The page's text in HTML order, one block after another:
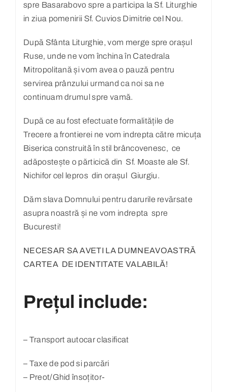
spre Basarabovo spre a participa la Sf. Liturghie
in ziua pomenirii Sf. Cuvios Dimitrie cel Nou.
După Sfânta Liturghie, vom merge spre orașul
Ruse, unde ne vom închina în Catedrala
Mitropolitană și vom avea o pauză pentru
servirea prânzului urmand ca noi sa ne
continuam drumul spre vamă.
După ce au fost efectuate formalitățile de
Trecere a frontierei ne vom indrepta către micuța
Biserica construită în stil brâncovenesc, ce
adăpostește o părticică din Sf. Moaste ale Sf.
Nichifor cel lepros din orașul Giurgiu.
Dăm slava Domnului pentru darurile revărsate
asupra noastră și ne vom indrepta spre
Bucuresti!
NECESAR SA AVETI LA DUMNEAVOASTRĂ
CARTEA DE IDENTITATE VALABILĂ!
Prețul include:
– Transport autocar clasificat
– Taxe de pod si parcări
– Preot/Ghid însoțitor-